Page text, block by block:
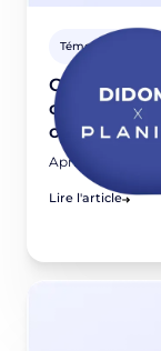
Témoignages
Comment
conformité
April 24, 2026
Lire l'article